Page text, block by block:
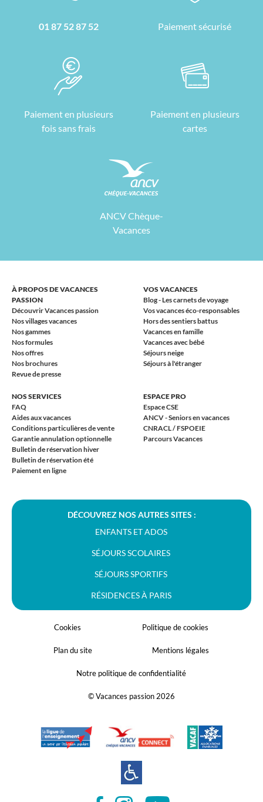
01 87 52 87 52 Paiement sécurisé
Paiement en plusieurs
fois sans frais
Paiement en plusieurs
cartes
ANCV Chèque-
Vacances
À PROPOS DE VACANCES
PASSION
Découvrir Vacances passion
Nos villages vacances
Nos gammes
Nos formules
Nos offres
Nos brochures
Revue de presse
VOS VACANCES
Blog - Les carnets de voyage
Vos vacances éco-responsables
Hors des sentiers battus
Vacances en famille
Vacances avec bébé
Séjours neige
Séjours à l'étranger
NOS SERVICES
FAQ
Aides aux vacances
Conditions particulières de vente
Garantie annulation optionnelle
Bulletin de réservation hiver
Bulletin de réservation été
Paiement en ligne
ESPACE PRO
Espace CSE
ANCV - Seniors en vacances
CNRACL / FSPOEIE
Parcours Vacances
DÉCOUVREZ NOS AUTRES SITES :
ENFANTS ET ADOS
SÉJOURS SCOLAIRES
SÉJOURS SPORTIFS
RÉSIDENCES À PARIS
Cookies Politique de cookies
Plan du site Mentions légales
Notre politique de confidentialité
© Vacances passion 2026